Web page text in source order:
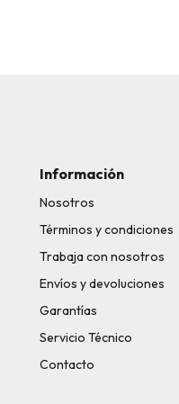
Información
Nosotros
Términos y condiciones
Trabaja con nosotros
Envíos y devoluciones
Garantías
Servicio Técnico
Contacto